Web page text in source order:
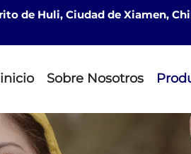
de Huli, Ciudad de Xiamen,
Sobre Nosotros